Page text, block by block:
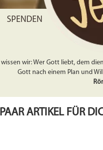
SPENDEN
wir: Wer Gott liebt, dem
Gott nach einem Plan und
ARTIKEL FÜR